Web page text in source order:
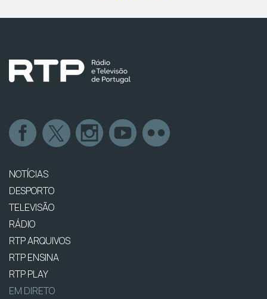
NOTÍCIAS
DESPORTO
TELEVISÃO
RÁDIO
RTP ARQUIVOS
RTP ENSINA
RTP PLAY
EM DIRETO